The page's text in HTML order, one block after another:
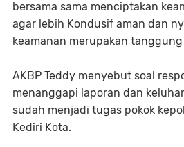
bersama sama menciptakan
agar lebih Kondusif aman dan
keamanan merupakan
AKBP Teddy menyebut soal
menanggapi laporan dan
sudah menjadi tugas pokok
Kediri Kota.